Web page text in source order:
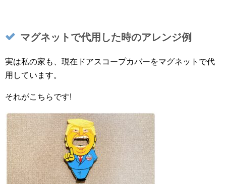
マグネットで代用した時のアレンジ例
実は私の家も、現在ドアスコープカバーをマグネットで代
用しています。
それがこちらです!